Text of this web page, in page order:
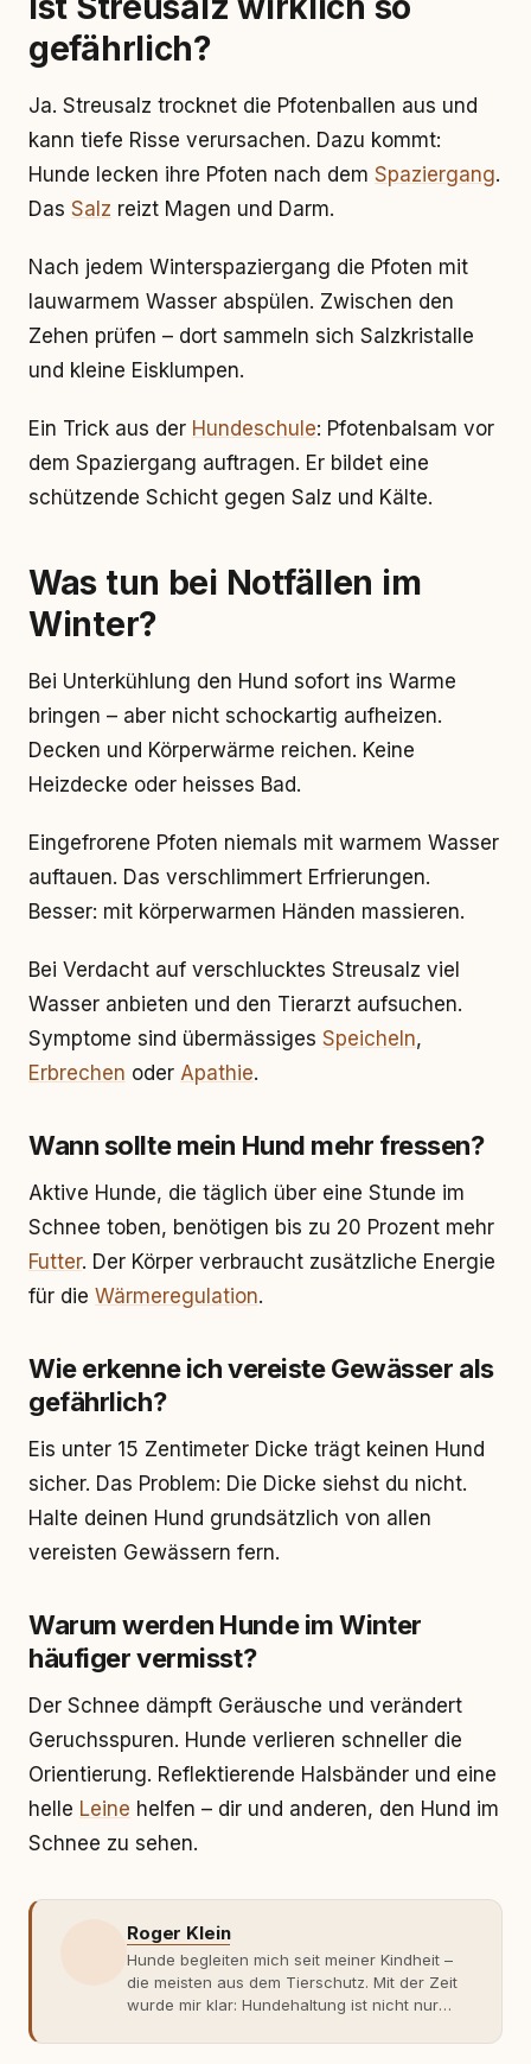
gefährlich?
Ja. Streusalz trocknet die Pfotenballen aus und
kann tiefe Risse verursachen. Dazu kommt:
Hunde lecken ihre Pfoten nach dem Spaziergang.
Das Salz reizt Magen und Darm.
Nach jedem Winterspaziergang die Pfoten mit
lauwarmem Wasser abspülen. Zwischen den
Zehen prüfen – dort sammeln sich Salzkristalle
und kleine Eisklumpen.
Ein Trick aus der Hundeschule: Pfotenbalsam vor
dem Spaziergang auftragen. Er bildet eine
schützende Schicht gegen Salz und Kälte.
Was tun bei Notfällen im
Winter?
Bei Unterkühlung den Hund sofort ins Warme
bringen – aber nicht schockartig aufheizen.
Decken und Körperwärme reichen. Keine
Heizdecke oder heisses Bad.
Eingefrorene Pfoten niemals mit warmem Wasser
auftauen. Das verschlimmert Erfrierungen.
Besser: mit körperwarmen Händen massieren.
Bei Verdacht auf verschlucktes Streusalz viel
Wasser anbieten und den Tierarzt aufsuchen.
Symptome sind übermässiges Speicheln,
Erbrechen oder Apathie.
Wann sollte mein Hund mehr fressen?
Aktive Hunde, die täglich über eine Stunde im
Schnee toben, benötigen bis zu 20 Prozent mehr
Futter. Der Körper verbraucht zusätzliche Energie
für die Wärmeregulation.
Wie erkenne ich vereiste Gewässer als
gefährlich?
Eis unter 15 Zentimeter Dicke trägt keinen Hund
sicher. Das Problem: Die Dicke siehst du nicht.
Halte deinen Hund grundsätzlich von allen
vereisten Gewässern fern.
Warum werden Hunde im Winter
häufiger vermisst?
Der Schnee dämpft Geräusche und verändert
Geruchsspuren. Hunde verlieren schneller die
Orientierung. Reflektierende Halsbänder und eine
helle Leine helfen – dir und anderen, den Hund im
Schnee zu sehen.
Roger Klein
Hunde begleiten mich seit meiner Kindheit –
die meisten aus dem Tierschutz. Mit der Zeit
wurde mir klar: Hundehaltung ist nicht nur
Fachwissen. Der Wendepunkt kam mit meinem